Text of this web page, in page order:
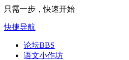
只需一步，快速开始
快捷导航
论坛BBS
语文小作坊